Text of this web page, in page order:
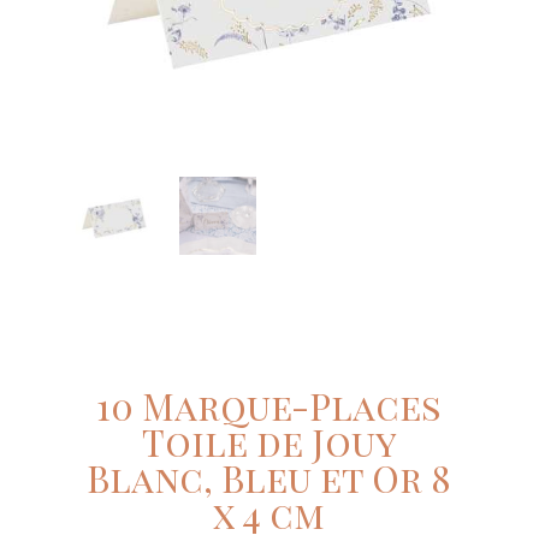
10 Marque-Places
Toile de Jouy
Blanc, Bleu et Or 8
x 4 cm